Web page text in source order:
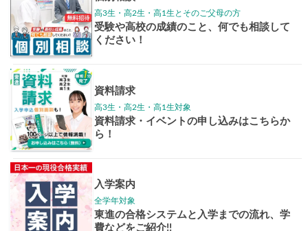
高3生 高2生 高1生 中学生